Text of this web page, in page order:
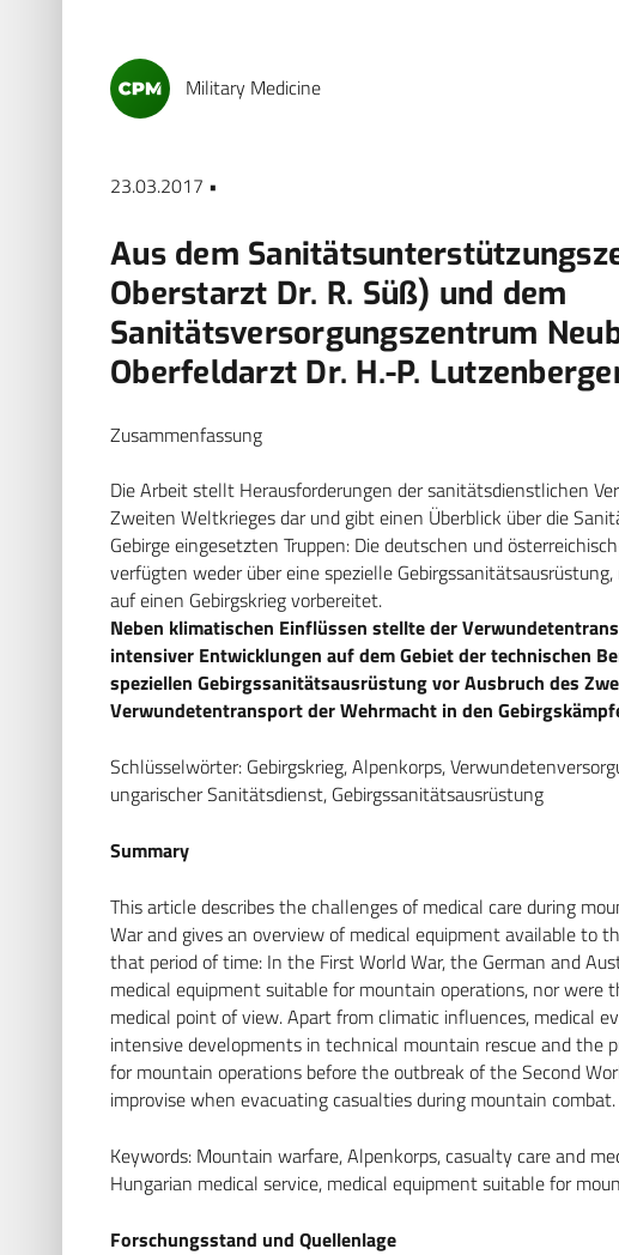
Military Medicine
23.03.2017 •
Aus dem
Oberstarzt Dr. R. Süß) und dem
Sanitätsversorgungszentrum
Oberfeldarzt Dr. H.-P.
Zusammenfassung
Die Arbeit stellt Herausforderungen der sanitätsdienstlichen
Zweiten Weltkrieges dar und gibt einen Überblick über die
Gebirge eingesetzten Truppen: Die deutschen und
verfügten weder über eine spezielle
auf einen Gebirgskrieg vorbereitet.
Neben klimatischen Einflüssen stellte der
intensiver Entwicklungen auf dem Gebiet der technischen
speziellen Gebirgssanitätsausrüstung vor Ausbruch des
Verwundetentransport der Wehrmacht in den
Schlüsselwörter: Gebirgskrieg, Alpenkorps,
ungarischer Sanitätsdienst, Gebirgssanitätsausrüstung
Summary
This article describes the challenges of medical care during
War and gives an overview of medical equipment available to
that period of time: In the First World War, the German and
medical equipment suitable for mountain operations, nor were
medical point of view. Apart from climatic influences, medical
intensive developments in technical mountain rescue and the
for mountain operations before the outbreak of the Second
improvise when evacuating casualties during mountain combat.
Keywords: Mountain warfare, Alpenkorps, casualty care and
Hungarian medical service, medical equipment suitable for
Forschungsstand und Quellenlage